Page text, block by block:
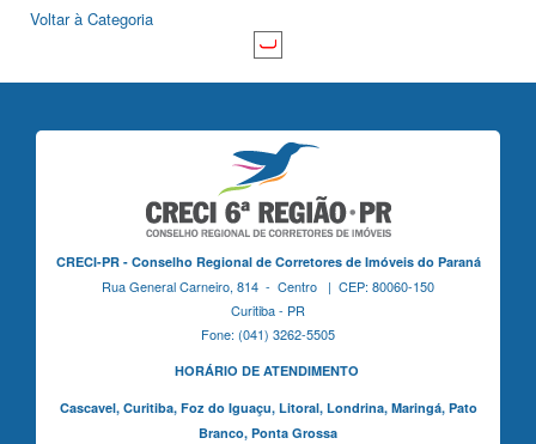
Voltar à Categoria
CRECI-PR - Conselho Regional de Corretores de Imóveis do Paraná
Rua General Carneiro, 814 - Centro | CEP: 80060-150
Curitiba - PR
Fone: (041) 3262-5505
HORÁRIO DE ATENDIMENTO
Cascavel, Curitiba,Foz do Iguaçu, Litoral, Londrina, Maringá, Pato
Branco, Ponta Grossa